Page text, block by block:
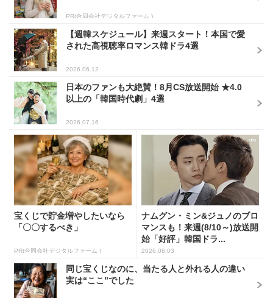
PR(合同会社デジタルファーム )
【週韓スケジュール】来週スタート！本国で愛
された高視聴率ロマンス韓ドラ4選
2026.06.12
日本のファンも大絶賛！8月CS放送開始 ★4.0
以上の「韓国時代劇」4選
2026.07.16
宝くじで貯金増やしたいなら
「〇〇するべき」
PR(合同会社デジタルファーム )
ナムグン・ミン&ジュノのブロ
マンスも！来週(8/10～)放送開
始「好評」韓国ドラ...
2026.08.03
同じ宝くじなのに、当たる人と外れる人の違い
実は“ここ”でした